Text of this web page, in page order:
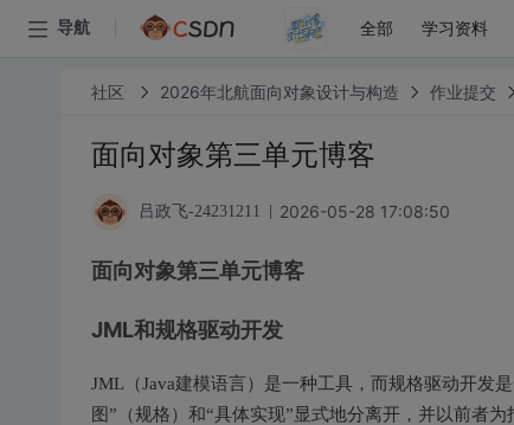
导航 全部 学习资料
社区 2026年北航面向对象设计与构造 作业提交
面向对象第三单元博客
吕政飞-24231211 2026-05-28 17:08:50
面向对象第三单元博客
JML和规格驱动开发
JML（Java建模语言）是一种工具，而规格驱动开发
图”（规格）和“具体实现”显式地分离开，并以前者为